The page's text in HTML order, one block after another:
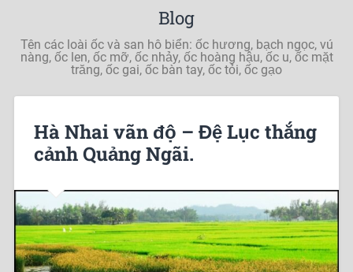
Blog
Tên các loài ốc và san hô biển: ốc hương, bạch ngọc, vú
nàng, ốc len, ốc mỡ, ốc nhảy, ốc hoàng hậu, ốc u, ốc mặt
trăng, ốc gai, ốc bàn tay, ốc tỏi, ốc gạo
Hà Nhai vãn độ – Đệ Lục thắng
cảnh Quảng Ngãi.